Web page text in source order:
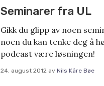
Seminarer fra UL
Gikk du glipp av noen
noen du kan tenke deg å
podcast være løsningen!
24. august 2012 av Nils Kåre Bøe